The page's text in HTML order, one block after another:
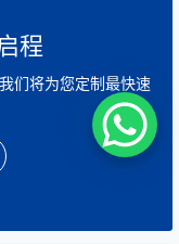
程
们将为您定制最快速